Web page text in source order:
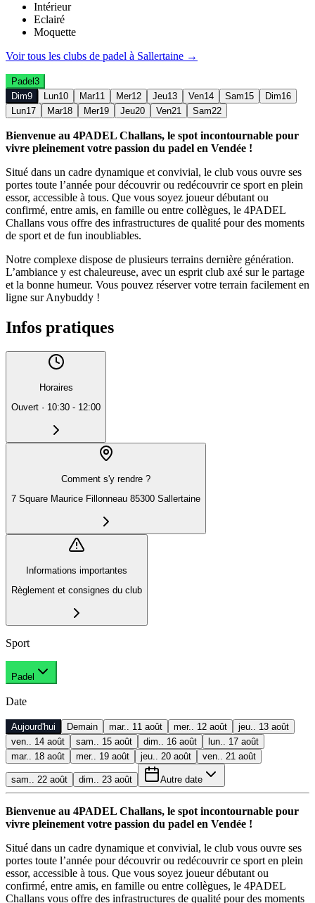
Intérieur
Eclairé
Moquette
Voir tous les clubs de padel à Sallertaine →
Padel 3
Dim9 Lun10 Mar11 Mer12 Jeu13 Ven14 Sam15 Dim16
Lun17 Mar18 Mer19 Jeu20 Ven21 Sam22
Bienvenue au 4PADEL Challans, le spot incontournable pour
vivre pleinement votre passion du padel en Vendée !
Situé dans un cadre dynamique et convivial, le club vous ouvre ses
portes toute l’année pour découvrir ou redécouvrir ce sport en plein
essor, accessible à tous. Que vous soyez joueur débutant ou
confirmé, entre amis, en famille ou entre collègues, le 4PADEL
Challans vous offre des infrastructures de qualité pour des moments
de sport et de fun inoubliables.
Notre complexe dispose de plusieurs terrains dernière génération.
L’ambiance y est chaleureuse, avec un esprit club axé sur le partage
et la bonne humeur. Vous pouvez réserver votre terrain facilement en
ligne sur Anybuddy !
Infos pratiques
Horaires
Ouvert · 10:30 - 12:00
Comment s'y rendre ?
7 Square Maurice Fillonneau 85300 Sallertaine
Informations importantes
Règlement et consignes du club
Sport
Padel
Date
Aujourd'hui Demain mar.. 11 août mer.. 12 août
jeu.. 13 août
ven.. 14 août
sam.. 15 août dim.. 16 août
lun.. 17 août
mar.. 18 août
mer.. 19 août jeu.. 20 août ven.. 21 août
sam.. 22 août dim.. 23 août Autre date
Bienvenue au 4PADEL Challans, le spot incontournable pour
vivre pleinement votre passion du padel en Vendée !
Situé dans un cadre dynamique et convivial, le club vous ouvre ses
portes toute l’année pour découvrir ou redécouvrir ce sport en plein
essor, accessible à tous. Que vous soyez joueur débutant ou
confirmé, entre amis, en famille ou entre collègues, le 4PADEL
Challans vous offre des infrastructures de qualité pour des moments